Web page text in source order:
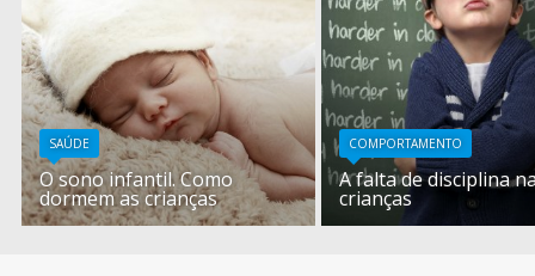
SAÚDE
O sono infantil. Como
dormem as crianças
COMPORTAMENTO
A falta de disciplina
crianças